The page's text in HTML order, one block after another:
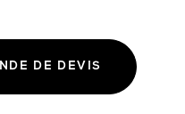
DE DEVIS